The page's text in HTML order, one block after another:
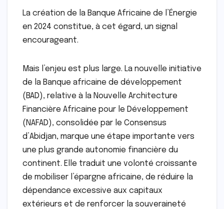
La création de la Banque Africaine de l’Énergie
en 2024 constitue, à cet égard, un signal
encourageant.
Mais l’enjeu est plus large. La nouvelle initiative
de la Banque africaine de développement
(BAD), relative à la Nouvelle Architecture
Financière Africaine pour le Développement
(NAFAD), consolidée par le Consensus
d’Abidjan, marque une étape importante vers
une plus grande autonomie financière du
continent. Elle traduit une volonté croissante
de mobiliser l’épargne africaine, de réduire la
dépendance excessive aux capitaux
extérieurs et de renforcer la souveraineté